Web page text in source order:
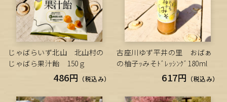
じゃばらいず北山 北山村の
じゃばら果汁飴 150ｇ
486円 （税込み）
古座川ゆず平井の里 おばぁ
の柚子ｯみそﾄﾞﾚｯｼﾝｸﾞ180ml
617円 （税込み）